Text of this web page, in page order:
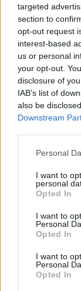
targeted
section to
opt-out request
interest-based
us or personal
your opt-out.
disclosure of
IAB’s list of
also be
Downstream
Please note
not limited to
grant or deny
use your data
consent section.
Personal
I want to
personal
Opted In
I want to
Personal
Opted In
I want to
Personal
Opted In
Nem
állomások
születtek,
2026.08.06.
Csendélet
remek
Szolnok